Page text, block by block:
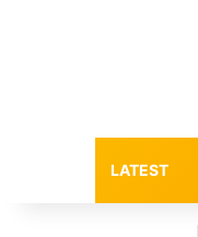
LATEST